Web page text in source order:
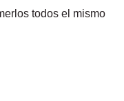
todos el mismo